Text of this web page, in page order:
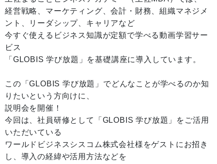
経営戦略、マーケティング、会計・財務、組織マネジメ
ント、リーダシップ、キャリアなど
今すぐ使えるビジネス知識が定額で学べる動画学習サー
ビス
「GLOBIS 学び放題」を基礎講座に導入しています。
この「GLOBIS 学び放題」でどんなことが学べるのか知
りたいという方向けに、
説明会を開催！
今回は、社員研修として「GLOBIS 学び放題」をご活用
いただいている
ワールドビジネスシスコム株式会社様をゲストにお招き
し、導入の経緯や活用方法などを